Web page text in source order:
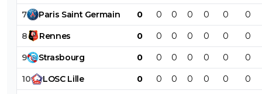
7 Paris Saint Germain 0 0 0 0 0 0 0
8 Rennes 0 0 0 0 0 0 0
9 Strasbourg 0 0 0 0 0 0 0
10 LOSC Lille 0 0 0 0 0 0 0